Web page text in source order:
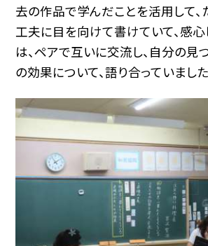
去の作品で学んだことを活用して、
工夫に目を向けて書けていて、感心
は、ペアで互いに交流し、自分の
の効果について、語り合っていました